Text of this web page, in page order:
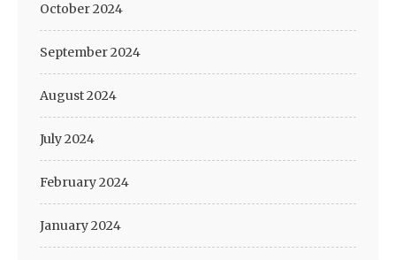
October 2024
September 2024
August 2024
July 2024
February 2024
January 2024